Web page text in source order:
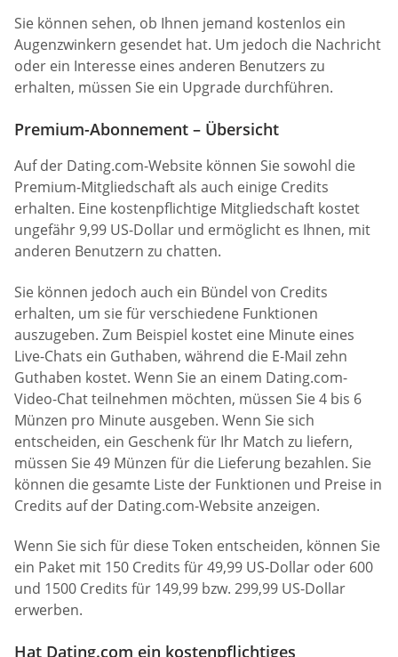
Sie können sehen, ob Ihnen jemand kostenlos ein
Augenzwinkern gesendet hat. Um jedoch die Nachricht
oder ein Interesse eines anderen Benutzers zu
erhalten, müssen Sie ein Upgrade durchführen.
Premium-Abonnement – Übersicht
Auf der Dating.com-Website können Sie sowohl die
Premium-Mitgliedschaft als auch einige Credits
erhalten. Eine kostenpflichtige Mitgliedschaft kostet
ungefähr 9,99 US-Dollar und ermöglicht es Ihnen, mit
anderen Benutzern zu chatten.
Sie können jedoch auch ein Bündel von Credits
erhalten, um sie für verschiedene Funktionen
auszugeben. Zum Beispiel kostet eine Minute eines
Live-Chats ein Guthaben, während die E-Mail zehn
Guthaben kostet. Wenn Sie an einem Dating.com-
Video-Chat teilnehmen möchten, müssen Sie 4 bis 6
Münzen pro Minute ausgeben. Wenn Sie sich
entscheiden, ein Geschenk für Ihr Match zu liefern,
müssen Sie 49 Münzen für die Lieferung bezahlen. Sie
können die gesamte Liste der Funktionen und Preise in
Credits auf der Dating.com-Website anzeigen.
Wenn Sie sich für diese Token entscheiden, können Sie
ein Paket mit 150 Credits für 49,99 US-Dollar oder 600
und 1500 Credits für 149,99 bzw. 299,99 US-Dollar
erwerben.
Hat Dating.com ein kostenpflichtiges